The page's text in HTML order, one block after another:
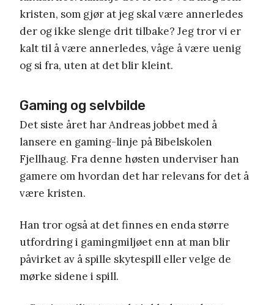
kristen, som gjør at jeg skal være annerledes
der og ikke slenge drit tilbake? Jeg tror vi er
kalt til å være annerledes, våge å være uenig
og si fra, uten at det blir kleint.
Gaming og selvbilde
Det siste året har Andreas jobbet med å
lansere en gaming-linje på Bibelskolen
Fjellhaug. Fra denne høsten underviser han
gamere om hvordan det har relevans for det å
være kristen.
Han tror også at det finnes en enda større
utfordring i gamingmiljøet enn at man blir
påvirket av å spille skytespill eller velge de
mørke sidene i spill.